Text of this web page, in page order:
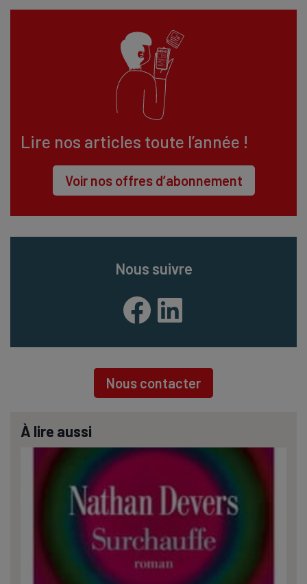
Lire nos articles toute l’année !
Voir nos offres d’abonnement
Nous suivre
Facebook LinkedIn
Nous contacter
À lire aussi